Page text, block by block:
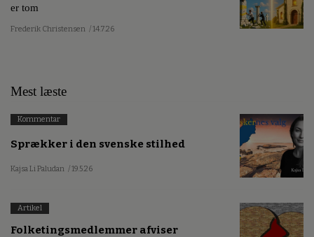
er tom
Frederik Christensen / 14.7.26
Mest læste
Kommentar
Sprækker i den svenske stilhed
Kajsa Li Paludan / 19.5.26
Artikel
Folketingsmedlemmer afviser